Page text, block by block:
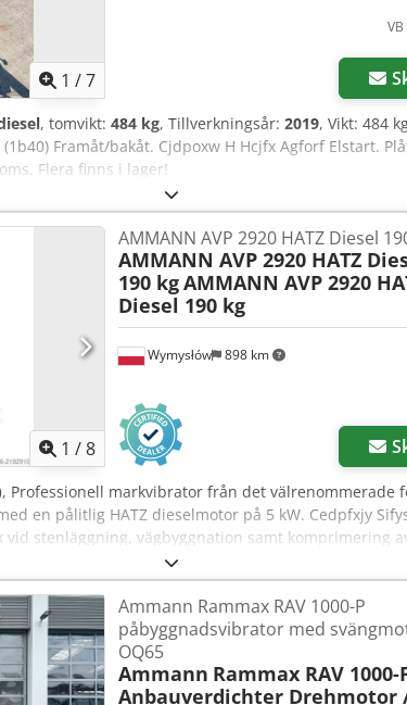
1 /7
, tomvikt: 484 kg, Tillverkningsår: 2019, Vikt: 484
Framåt/bakåt. Cjdpoxw H Hcjfx Agforf Elstart.
Flera finns i lager!
1 /8
Wymysłów 898 km
AMMANN AVP 2920 HATZ Diesel
AMMANN AVP 2920 HATZ
190 kgAMMANN AVP 2920
Diesel 190 kg
, Professionell markvibrator från det välrenommerade
en pålitlig HATZ dieselmotor på 5 kW. Cedpfxjy
stenläggning, vägbyggnation samt komprimering
helt mekanisk med en robust tysk konstruktion. Skick
• Tillverkare: AMMANN • Modell: AVP 2920 •
1B30-6 • Effekt: 5 kW • Arbetsvikt: 190 kg • Manuell
• komprimering av marksten • stenläggningsarbeten
• schakt och grundläggning Skick: Begagnad,
dieselmotor.
Ammann Rammax RAV 1000-P
påbyggnadsvibrator med
OQ65
Ammann Rammax RAV 1000-
Anbauverdichter Drehmotor